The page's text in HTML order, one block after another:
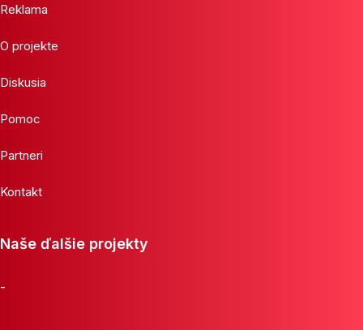
Reklama
O projekte
Diskusia
Pomoc
Partneri
Kontakt
Naše ďalšie projekty
-